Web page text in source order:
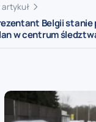
Belgii stanie
w centrum